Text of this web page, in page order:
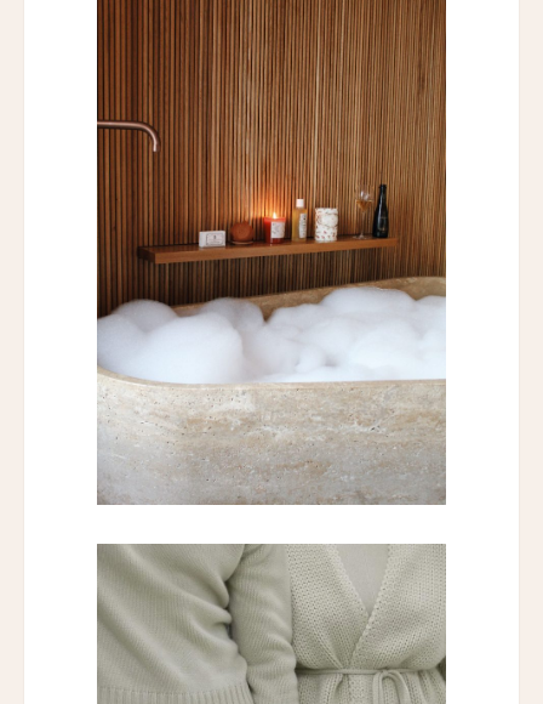
パラッツォ・マンフレディ
ヴィラ・スパレッティ・トリヴェッリ
Villa Spalletti Trivelli
ザ・ゲーテ・ホテル
The Goethe Hotel
パーム・スイート
Palm Suite
マーロット・ローマ
Maalot Roma
パラッツォ・ターリア
マルグッタ 19
Margutta 19
ホテル・ディンギルテッラ
Hotel d'Inghilterra